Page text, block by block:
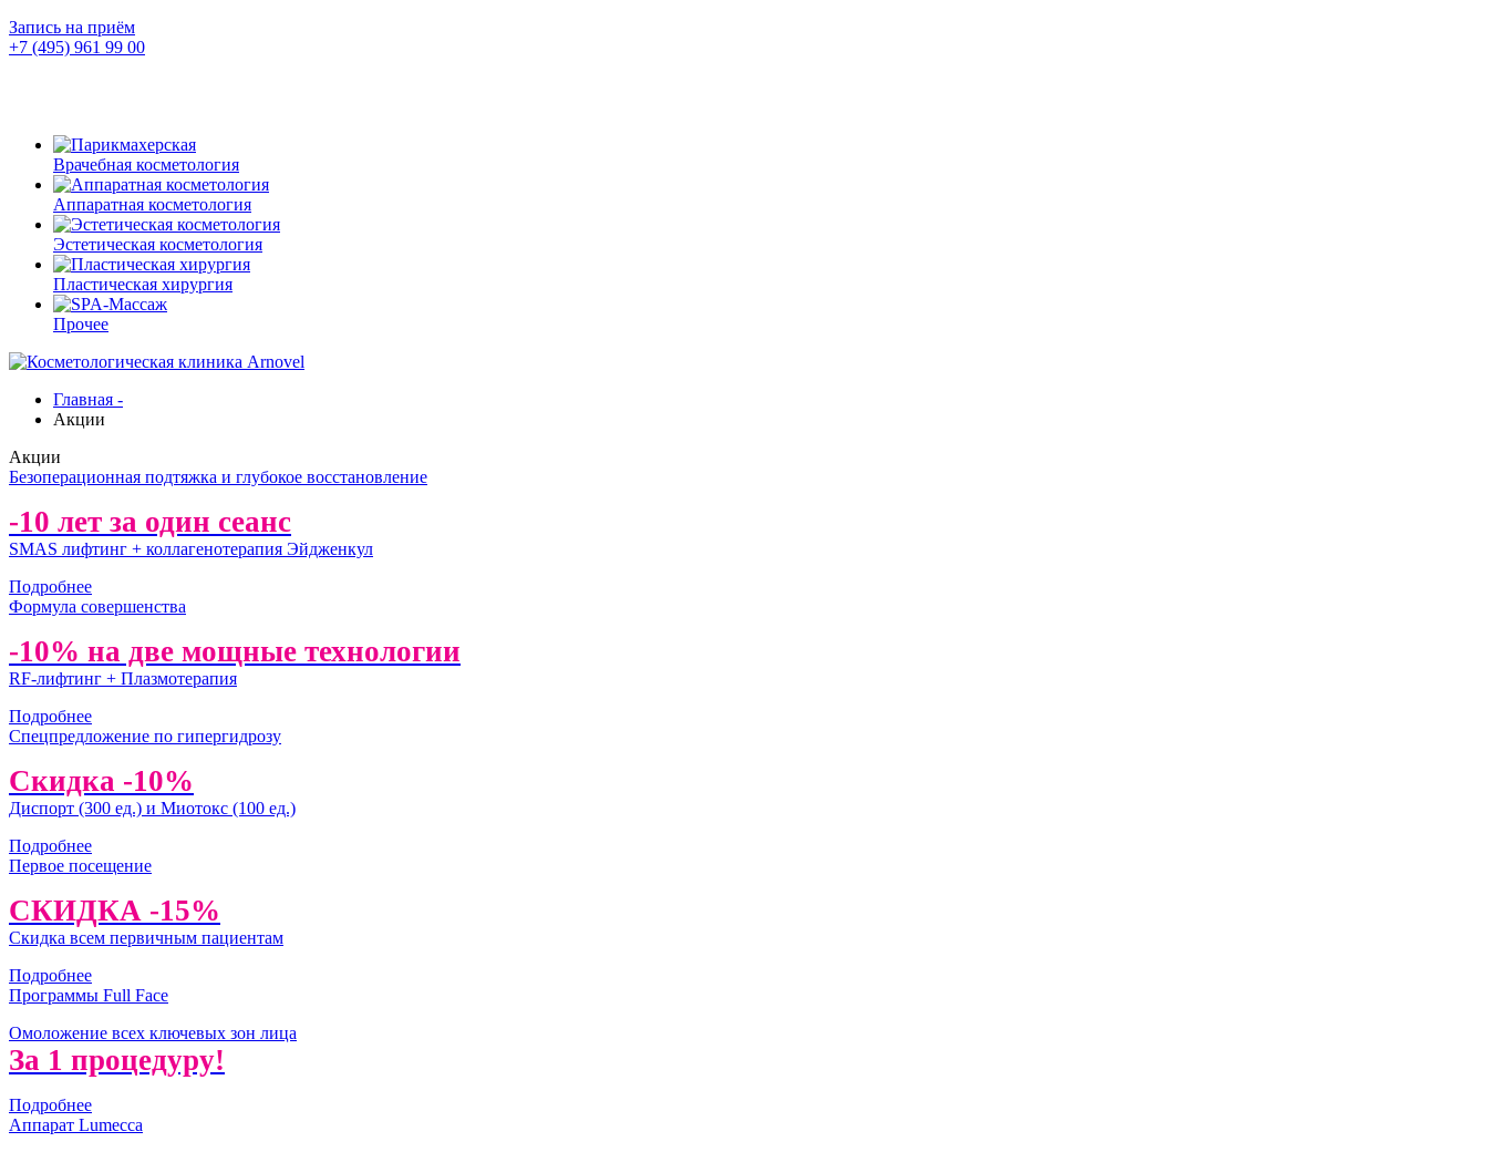
Запись на приём
+7 (495) 961 99 00
Врачебная косметология
Аппаратная косметология
Эстетическая косметология
Пластическая хирургия
Прочее
Главная -
Акции
Акции
Безоперационная подтяжка и глубокое восстановление
-10 лет за один сеанс
SMAS лифтинг + коллагенотерапия Эйдженкул
Подробнее
Формула совершенства
-10% на две мощные технологии
RF-лифтинг + Плазмотерапия
Подробнее
Спецпредложение по гипергидрозу
Скидка -10%
Диспорт (300 ед.) и Миотокс (100 ед.)
Подробнее
Первое посещение
СКИДКА -15%
Скидка всем первичным пациентам
Подробнее
Программы Full Face
Омоложение всех ключевых зон лица
За 1 процедуру!
Подробнее
Аппарат Lumecca